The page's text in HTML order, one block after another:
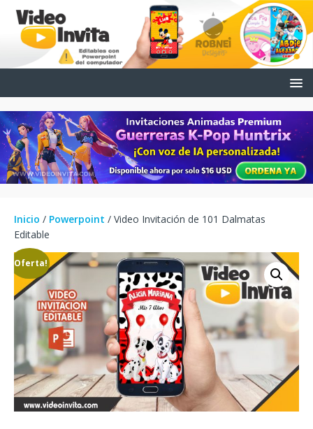
Inicio / Powerpoint / Video Invitación de 101 Dalmatas
Editable
¡Oferta!